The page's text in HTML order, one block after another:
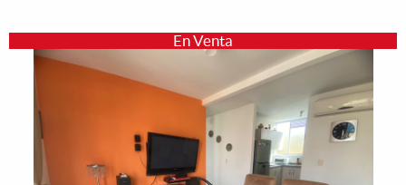
En Venta